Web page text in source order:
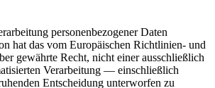
personenbezogener Daten
hat das vom Europäischen Richtlinien- und
gewährte Recht, nicht einer ausschließlich
Verarbeitung — einschließlich
Entscheidung unterworfen zu